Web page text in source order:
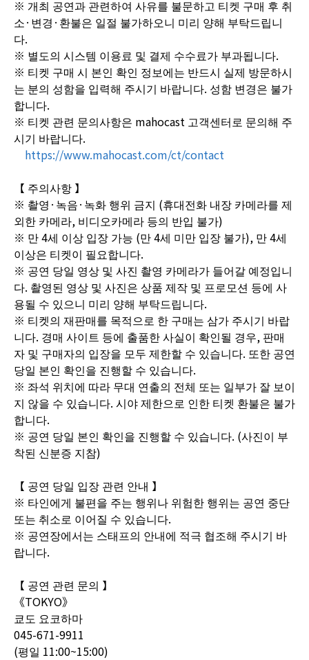
※ 개최 공연과 관련하여 사유를 불문하고 티켓 구매 후 취
소·변경·환불은 일절 불가하오니 미리 양해 부탁드립니
다.
※ 별도의 시스템 이용료 및 결제 수수료가 부과됩니다.
※ 티켓 구매 시 본인 확인 정보에는 반드시 실제 방문하시
는 분의 성함을 입력해 주시기 바랍니다. 성함 변경은 불가
합니다.
※ 티켓 관련 문의사항은 mahocast 고객센터로 문의해 주
시기 바랍니다.
https://www.mahocast.com/ct/contact
【 주의사항 】
※ 촬영·녹음·녹화 행위 금지 (휴대전화 내장 카메라를 제
외한 카메라, 비디오카메라 등의 반입 불가)
※ 만 4세 이상 입장 가능 (만 4세 미만 입장 불가), 만 4세
이상은 티켓이 필요합니다.
※ 공연 당일 영상 및 사진 촬영 카메라가 들어갈 예정입니
다. 촬영된 영상 및 사진은 상품 제작 및 프로모션 등에 사
용될 수 있으니 미리 양해 부탁드립니다.
※ 티켓의 재판매를 목적으로 한 구매는 삼가 주시기 바랍
니다. 경매 사이트 등에 출품한 사실이 확인될 경우, 판매
자 및 구매자의 입장을 모두 제한할 수 있습니다. 또한 공연
당일 본인 확인을 진행할 수 있습니다.
※ 좌석 위치에 따라 무대 연출의 전체 또는 일부가 잘 보이
지 않을 수 있습니다. 시야 제한으로 인한 티켓 환불은 불가
합니다.
※ 공연 당일 본인 확인을 진행할 수 있습니다. (사진이 부
착된 신분증 지참)
【 공연 당일 입장 관련 안내 】
※ 타인에게 불편을 주는 행위나 위험한 행위는 공연 중단
또는 취소로 이어질 수 있습니다.
※ 공연장에서는 스태프의 안내에 적극 협조해 주시기 바
랍니다.
【 공연 관련 문의 】
《TOKYO》
쿄도 요코하마
045-671-9911
(평일 11:00~15:00)